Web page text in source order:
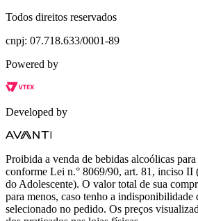
Todos direitos reservados
cnpj: 07.718.633/0001-89
Powered by
Developed by
Proibida a venda de bebidas alcoólicas
conforme Lei n.° 8069/90, art. 81, inciso II
do Adolescente). O valor total de sua
para menos, caso tenho a indisponibilidade
selecionado no pedido. Os preços